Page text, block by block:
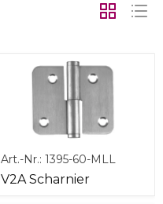
Art.-Nr.: 1395-60-MLL
V2A Scharnier